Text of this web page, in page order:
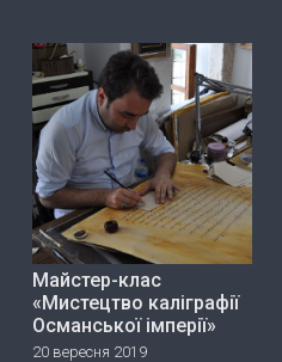
Майстер-клас
«Мистецтво каліграфії
Османської імперії»
20 вересня 2019